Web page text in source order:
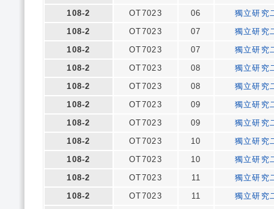
108-2
OT7023 06
獨立研究
108-2
OT7023 07
獨立研究
108-2
OT7023 07
獨立研究
108-2
OT7023 08
獨立研究
108-2
OT7023 08
獨立研究
108-2
OT7023 09
獨立研究
108-2
OT7023 09
獨立研究
108-2
OT7023 10
獨立研究
108-2
OT7023 10
獨立研究
108-2
OT7023 11
獨立研究
108-2
OT7023 11
獨立研究